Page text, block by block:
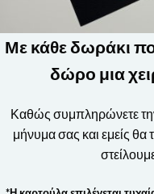
Με κάθε δωράκι
δώρο μια
Καθώς συμπληρώνετε
μήνυμα σας και εμείς